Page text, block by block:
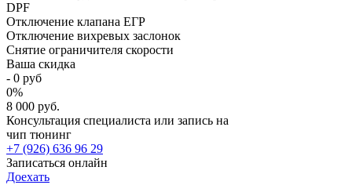
DPF
Отключение клапана ЕГР
Отключение вихревых заслонок
Снятие ограничителя скорости
Ваша скидка
- 0 руб
0%
8 000 руб.
Консультация специалиста или запись на
чип тюнинг
+7 (926) 636 96 29
Записаться онлайн
Доехать